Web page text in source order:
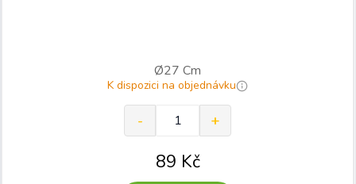
Ø27 Cm
K dispozici na objednávku
89 Kč